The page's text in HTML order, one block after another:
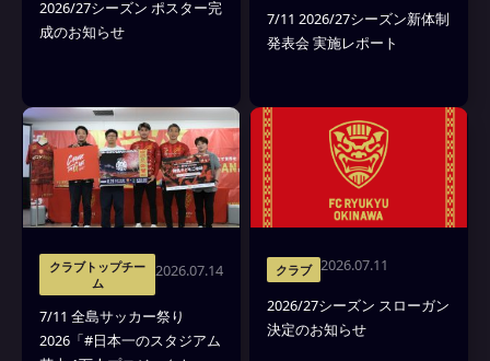
2026/27シーズン ポスター完
成のお知らせ
7/11 2026/27シーズン新体制
発表会 実施レポート
クラブトップチー
ム
2026.07.14
7/11 全島サッカー祭り
2026「#日本一のスタジアム
クラブ 2026.07.11
2026/27シーズン スローガン
決定のお知らせ